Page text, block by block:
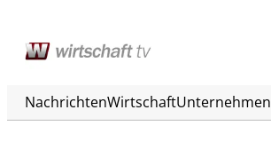
NachrichtenWirtschaftUnternehmen